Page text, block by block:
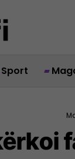
Sport